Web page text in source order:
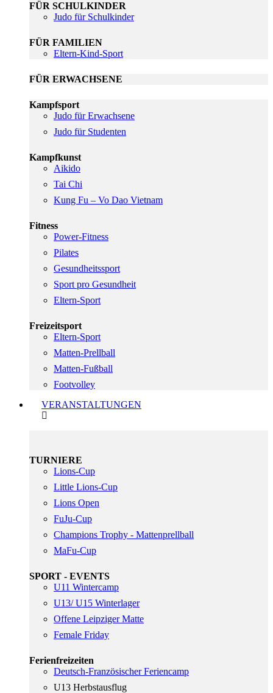
FÜR SCHULKINDER
Judo für Schulkinder
FÜR FAMILIEN
Eltern-Kind-Sport
FÜR ERWACHSENE
Kampfsport
Judo für Erwachsene
Judo für Studenten
Kampfkunst
Aikido
Tai Chi
Kung Fu – Vo Dao Vietnam
Fitness
Power-Fitness
Pilates
Gesundheitssport
Sport pro Gesundheit
Eltern-Sport
Freizeitsport
Eltern-Sport
Matten-Prellball
Matten-Fußball
Footvolley
VERANSTALTUNGEN
TURNIERE
Lions-Cup
Little Lions-Cup
Lions Open
FuJu-Cup
Champions Trophy - Mattenprellball
MaFu-Cup
SPORT - EVENTS
U11 Wintercamp
U13/ U15 Winterlager
Offene Leipziger Matte
Female Friday
Ferienfreizeiten
Deutsch-Französischer Feriencamp
U13 Herbstausflug